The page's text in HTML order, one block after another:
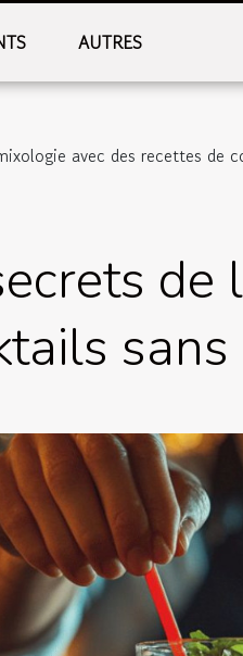
AUTRES
avec des recettes de
de